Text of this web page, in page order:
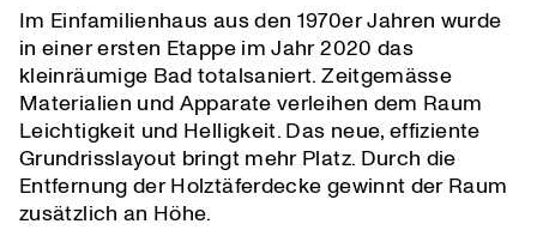
Im Einfamilienhaus aus den 1970er Jahren wurde
in einer ersten Etappe im Jahr 2020 das
kleinräumige Bad totalsaniert. Zeitgemässe
Materialien und Apparate verleihen dem Raum
Leichtigkeit und Helligkeit. Das neue, effiziente
Grundrisslayout bringt mehr Platz. Durch die
Entfernung der Holztäferdecke gewinnt der Raum
zusätzlich an Höhe.